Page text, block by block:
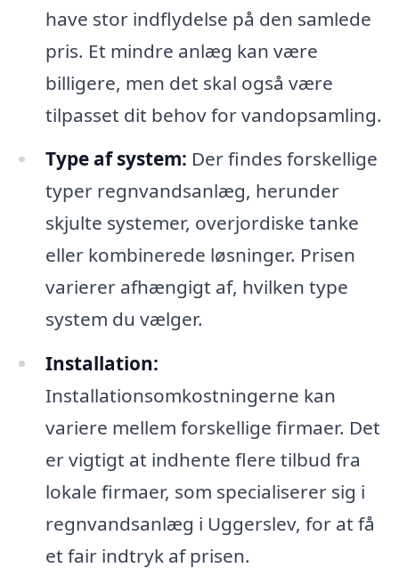
have stor indflydelse på den samlede
pris. Et mindre anlæg kan være
billigere, men det skal også være
tilpasset dit behov for vandopsamling.
Type af system: Der findes forskellige
typer regnvandsanlæg, herunder
skjulte systemer, overjordiske tanke
eller kombinerede løsninger. Prisen
varierer afhængigt af, hvilken type
system du vælger.
Installation:
Installationsomkostningerne kan
variere mellem forskellige firmaer. Det
er vigtigt at indhente flere tilbud fra
lokale firmaer, som specialiserer sig i
regnvandsanlæg i Uggerslev, for at få
et fair indtryk af prisen.